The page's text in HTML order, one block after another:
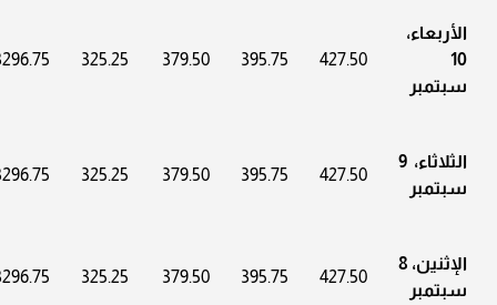
الأربعاء،
10
سبتمبر
427.50
395.75
379.50
325.25
الثلاثاء، 9
سبتمبر
427.50
395.75
379.50
325.25
الإثنين، 8
سبتمبر
427.50
395.75
379.50
325.25